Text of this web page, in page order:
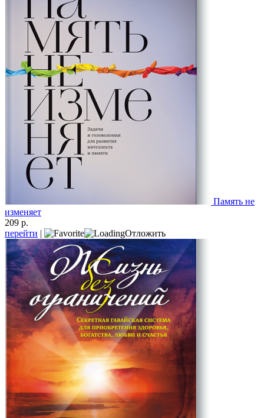
Память не
изменяет
209 р.
перейти | Отложить